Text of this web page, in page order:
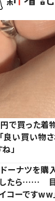
で買った
い買い物さ
」
ーナツを購
したら……
コーですww